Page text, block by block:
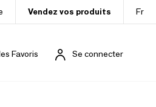
Vendez vos produits Fr
Favoris Se connecter